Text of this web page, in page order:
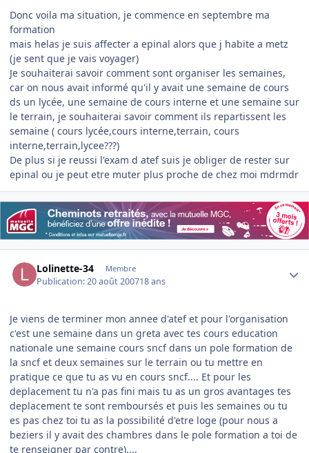
Donc voila ma situation, je commence en septembre ma
formation
mais helas je suis affecter a epinal alors que j habite a metz
(je sent que je vais voyager)
Je souhaiterai savoir comment sont organiser les semaines,
car on nous avait informé qu'il y avait une semaine de cours
ds un lycée, une semaine de cours interne et une semaine sur
le terrain, je souhaiterai savoir comment ils repartissent les
semaine ( cours lycée,cours interne,terrain, cours
interne,terrain,lycee???)
De plus si je reussi l'exam d atef suis je obliger de rester sur
epinal ou je peut etre muter plus proche de chez moi mdrmdr
Lolinette-34 Membre
Publication:20 août 200718 ans
Je viens de terminer mon annee d'atef et pour l'organisation
c'est une semaine dans un greta avec tes cours education
nationale une semaine cours sncf dans un pole formation de
la sncf et deux semaines sur le terrain ou tu mettre en
pratique ce que tu as vu en cours sncf.... Et pour les
deplacement tu n'a pas fini mais tu as un gros avantages tes
deplacement te sont remboursés et puis les semaines ou tu
es pas chez toi tu as la possibilité d'etre loge (pour nous a
beziers il y avait des chambres dans le pole formation a toi de
te renseigner par contre)....